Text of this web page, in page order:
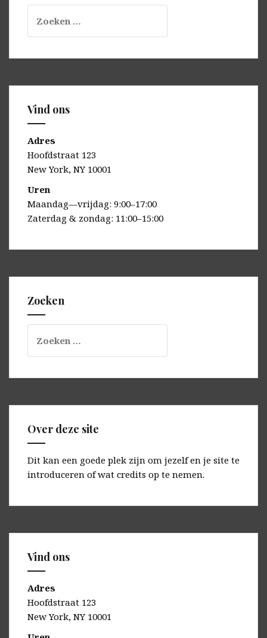
naar:
Vind ons
Adres
Hoofdstraat 123
New York, NY 10001
Uren
Maandag—vrijdag: 9:00–17:00
Zaterdag & zondag: 11:00–15:00
Zoeken
naar:
Over deze site
Dit kan een goede plek zijn om jezelf en je site te
introduceren of wat credits op te nemen.
Vind ons
Adres
Hoofdstraat 123
New York, NY 10001